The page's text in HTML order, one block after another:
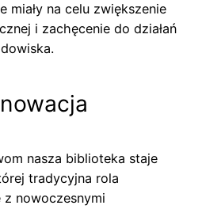
miały na celu zwiększenie
i zachęcenie do działań
nasza biblioteka staje
tradycyjna rola
nowoczesnymi